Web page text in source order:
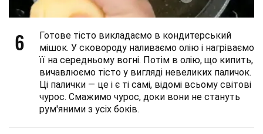
6
Готове тісто викладаємо в кондитерський
мішок. У сковороду наливаємо олію і нагріваємо
її на середньому вогні. Потім в олію, що кипить,
вичавлюємо тісто у вигляді невеликих паличок.
Ці палички — це і є ті самі, відомі всьому світові
чурос. Смажимо чурос, доки вони не стануть
рум'яними з усіх боків.